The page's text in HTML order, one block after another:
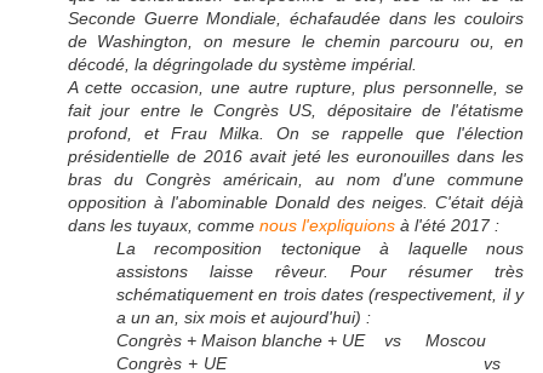
Seconde Guerre Mondiale, échafaudée dans les couloirs
de Washington, on mesure le chemin parcouru ou, en
décodé, la dégringolade du système impérial.
A cette occasion, une autre rupture, plus personnelle, se
fait jour entre le Congrès US, dépositaire de l'étatisme
profond, et Frau Milka. On se rappelle que l'élection
présidentielle de 2016 avait jeté les euronouilles dans les
bras du Congrès américain, au nom d'une commune
opposition à l'abominable Donald des neiges. C'était déjà
dans les tuyaux, comme nous l'expliquions à l'été 2017 :
La recomposition tectonique à laquelle nous
assistons laisse rêveur. Pour résumer très
schématiquement en trois dates (respectivement, il y
a un an, six mois et aujourd'hui) :
Congrès + Maison blanche + UE vs Moscou
Congrès + UE vs